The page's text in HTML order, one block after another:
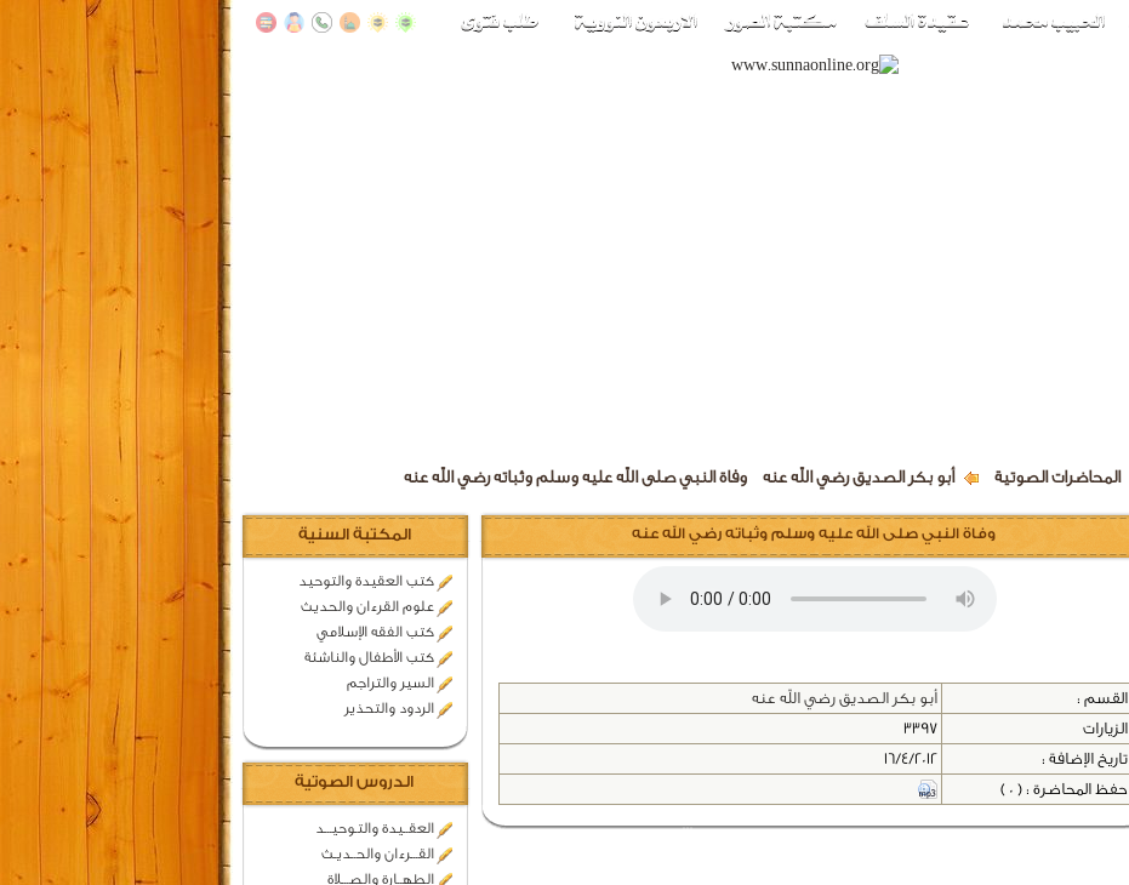
المحاضرات الصوتية أبو بكر الصديق رضي الله عنه وفاة النبي صلى الله عليه وسلم وثباته رضي الله عنه
المكتبة السنية
كتب العقيدة والتوحيد
علوم القرءان والحديث
كتب الفقه الإسلامي
كتب الأطفال والناشئة
السير والتراجم
الردود والتحذير
الدروس الصوتية
العقــيدة والتـوحيـــد
القـــرءان والحــديـث
الطهــارة والصـــلاة
وفاة النبي صلى الله عليه وسلم وثباته رضي الله عنه
القسم :
أبو بكر الصديق رضي الله عنه
الزيارات
3397
تاريخ الإضافة :
16/4/2012
حفظ المحاضرة : ( 0 )